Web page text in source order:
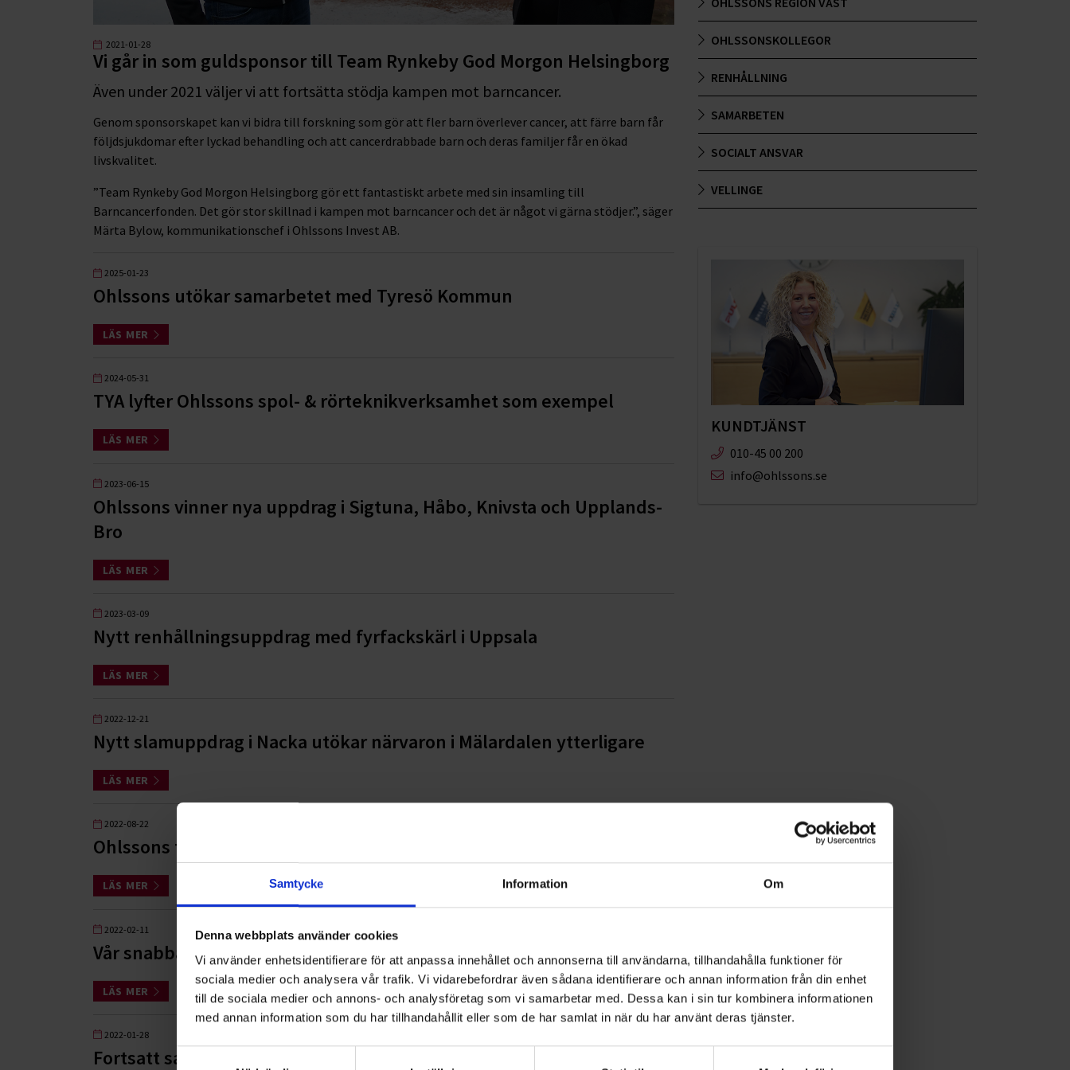
Samtycke Information Om
Denna webbplats använder cookies
Vi använder enhetsidentifierare för att anpassa innehållet och annonserna till användarna, tillhandahålla funktioner för
sociala medier och analysera vår trafik. Vi vidarebefordrar även sådana identifierare och annan information från din enhet
till de sociala medier och annons- och analysföretag som vi samarbetar med. Dessa kan i sin tur kombinera informationen
med annan information som du har tillhandahållit eller som de har samlat in när du har använt deras tjänster.
Samtyckesval
2021-01-28
Vi går in som guldsponsor till Team Rynkeby God Morgon Helsingborg
Även under 2021 väljer vi att fortsätta stödja kampen mot barncancer.
Genom sponsorskapet kan vi bidra till forskning som gör att fler barn överlever cancer, att färre barn får
följdsjukdomar efter lyckad behandling och att cancerdrabbade barn och deras familjer får en ökad
livskvalitet.
”Team Rynkeby God Morgon Helsingborg gör ett fantastiskt arbete med sin insamling till
Barncancerfonden. Det gör stor skillnad i kampen mot barncancer och det är något vi gärna stödjer.”, säger
Märta Bylow, kommunikationschef i Ohlssons Invest AB.
2025-01-23
Ohlssons utökar samarbetet med Tyresö Kommun
LÄS MER
2024-05-31
TYA lyfter Ohlssons spol- & rörteknikverksamhet som exempel
LÄS MER
2023-06-15
Ohlssons vinner nya uppdrag i Sigtuna, Håbo, Knivsta och Upplands-
Bro
LÄS MER
2023-03-09
Nytt renhållningsuppdrag med fyrfackskärl i Uppsala
LÄS MER
2022-12-21
Nytt slamuppdrag i Nacka utökar närvaron i Mälardalen ytterligare
LÄS MER
2022-08-22
Ohlssons tecknar ramavtal med Tyresö Kommun
LÄS MER
2022-02-11
Vår snabba expansion i Stockholmsområdet fortsätter
LÄS MER
2022-01-28
Fortsatt samarbete med Skånela
OHLSSONSKOLLEGOR
RENHÅLLNING
SAMARBETEN
SOCIALT ANSVAR
VELLINGE
KUNDTJÄNST
010-45 00 200​
info@ohlssons.se